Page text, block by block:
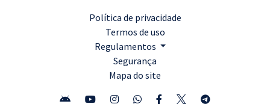
Política de privacidade
Termos de uso
Regulamentos
Segurança
Mapa do site